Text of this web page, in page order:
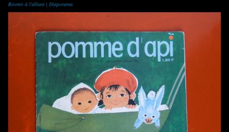
Revenir à l'album | Diaporama